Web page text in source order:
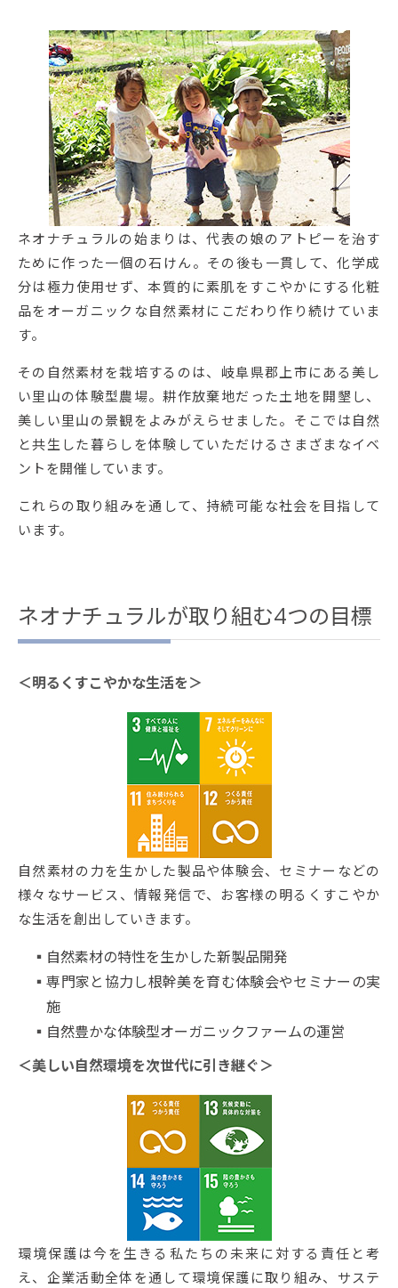
ネオナチュラルの始まりは、代表の娘のアトピーを治す
ために作った一個の石けん。その後も一貫して、化学成
分は極力使用せず、本質的に素肌をすこやかにする化粧
品をオーガニックな自然素材にこだわり作り続けていま
す。
その自然素材を栽培するのは、岐阜県郡上市にある美し
い里山の体験型農場。耕作放棄地だった土地を開墾し、
美しい里山の景観をよみがえらせました。そこでは自然
と共生した暮らしを体験していただけるさまざまなイベ
ントを開催しています。
これらの取り組みを通して、持続可能な社会を目指して
います。
ネオナチュラルが取り組む4つの目標
＜明るくすこやかな生活を＞
自然素材の力を生かした製品や体験会、セミナーなどの
様々なサービス、情報発信で、お客様の明るくすこやか
な生活を創出していきます。
自然素材の特性を生かした新製品開発
専門家と協力し根幹美を育む体験会やセミナーの実
施
自然豊かな体験型オーガニックファームの運営
＜美しい自然環境を次世代に引き継ぐ＞
環境保護は今を生きる私たちの未来に対する責任と考
え、企業活動全体を通して環境保護に取り組み、サステ